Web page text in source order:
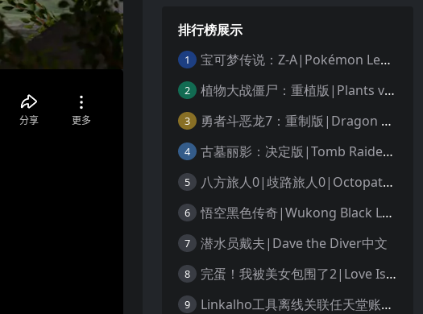
排行榜展示
1 宝可梦传说：Z-A|Pokémon Legends: Z-A中文
2 植物大战僵尸：重植版|Plants vs. Zombies: Replanted中文
3 勇者斗恶龙7：重制版|Dragon Quest VII Reimagined中文
4 古墓丽影：决定版|Tomb Raider: Definitive Edition中文
5 八方旅人0|歧路旅人0|Octopath Traveler 0中文
6 悟空黑色传奇|Wukong Black Legend
7 潜水员戴夫|Dave the Diver中文
8 完蛋！我被美女包围了2|Love Is All Around 2中文
9 Linkalho工具离线关联任天堂账户教程